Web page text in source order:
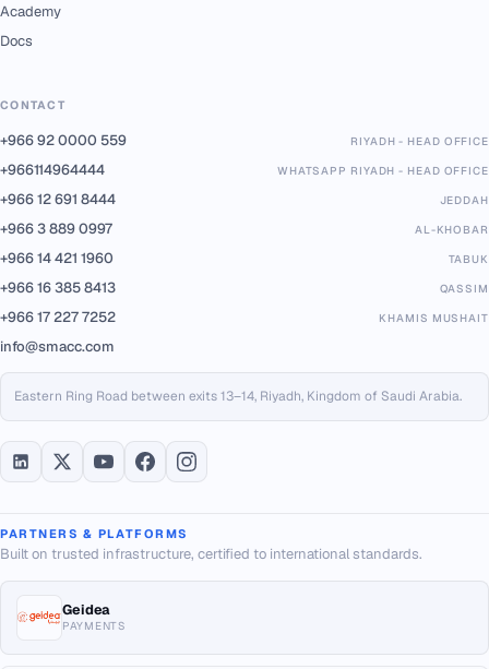
Academy
Docs
CONTACT
+966 92 0000 559 RIYADH - HEAD OFFICE
+966114964444 WHATSAPP RIYADH - HEAD OFFICE
+966 12 691 8444 JEDDAH
+966 3 889 0997 AL-KHOBAR
+966 14 421 1960 TABUK
+966 16 385 8413 QASSIM
+966 17 227 7252 KHAMIS MUSHAIT
info@smacc.com
Eastern Ring Road between exits 13–14, Riyadh, Kingdom of Saudi Arabia.
PARTNERS & PLATFORMS
Built on trusted infrastructure, certified to international standards.
Geidea
PAYMENTS